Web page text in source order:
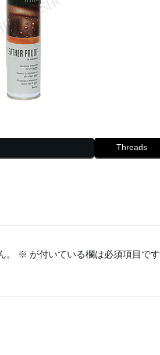
Threads
。 ※ が付いている欄は必須項目です